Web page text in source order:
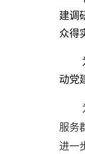
建调
众得
动党
服务
进一